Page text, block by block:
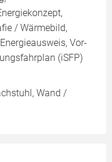
/ Wärmebild,
Vor-
(iSFP)
Wand /